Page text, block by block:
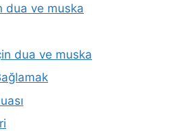
dua ve muska
dua ve muska